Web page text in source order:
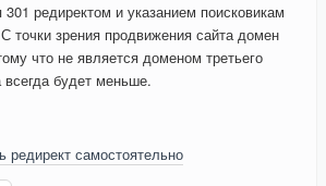
редиректом и указанием поисковикам
точки зрения продвижения сайта домен
что не является доменом третьего
будет меньше.
редирект самостоятельно